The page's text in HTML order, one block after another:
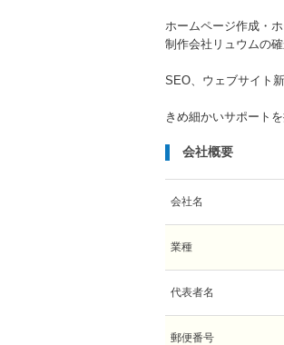
ホームページ作成・
制作会社リュウムの
SEO、ウェブサイト
きめ細かいサポートを
会社概要
会社名
業種
代表者名
郵便番号